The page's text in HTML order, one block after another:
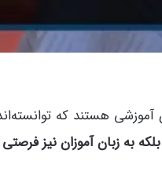
آموزشی هستند که
به زبان آموزان نیز